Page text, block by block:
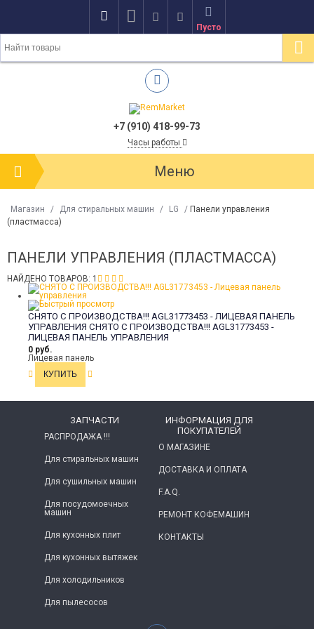
Пусто
+7 (910) 418-99-73
Часы работы
Меню
Магазин / Для стиральных машин / LG / Панели управления
(пластмасса)
ПАНЕЛИ УПРАВЛЕНИЯ (ПЛАСТМАССА)
НАЙДЕНО ТОВАРОВ: 1
СНЯТО С ПРОИЗВОДСТВА!!! AGL31773453 - ЛИЦЕВАЯ ПАНЕЛЬ
УПРАВЛЕНИЯ СНЯТО С ПРОИЗВОДСТВА!!! AGL31773453 -
ЛИЦЕВАЯ ПАНЕЛЬ УПРАВЛЕНИЯ
0 руб.
Лицевая панель
ЗАПЧАСТИ
РАСПРОДАЖА !!!
Для стиральных машин
Для сушильных машин
Для посудомоечных
машин
Для кухонных плит
Для кухонных вытяжек
Для холодильников
Для пылесосов
ИНФОРМАЦИЯ ДЛЯ
ПОКУПАТЕЛЕЙ
О МАГАЗИНЕ
ДОСТАВКА И ОПЛАТА
F.A.Q.
РЕМОНТ КОФЕМАШИН
КОНТАКТЫ